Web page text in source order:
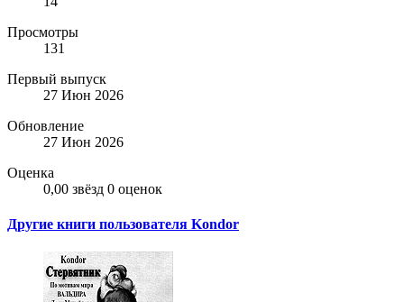
Просмотры
131
Первый выпуск
27 Июн 2026
Обновление
27 Июн 2026
Оценка
0,00 звёзд 0 оценок
Другие книги пользователя Kondor